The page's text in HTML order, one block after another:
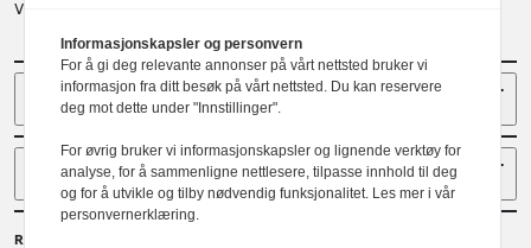
Vil du annonsere i Arkitektur? Les mer her.
Sider
Følg oss
Redaktør
Informasjonskapsler og personvern
For å gi deg relevante annonser på vårt nettsted bruker vi
informasjon fra ditt besøk på vårt nettsted. Du kan reservere
deg mot dette under "Innstillinger".
For øvrig bruker vi informasjonskapsler og lignende verktøy for
analyse, for å sammenligne nettlesere, tilpasse innhold til deg
og for å utvikle og tilby nødvendig funksjonalitet. Les mer i vår
personvernerklæring.